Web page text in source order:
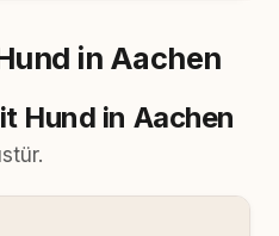
in Aachen
Hund in Aachen